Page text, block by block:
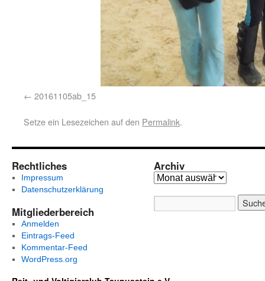
20161105ab_15
Setze ein Lesezeichen auf den Permalink.
Rechtliches
Impressum
Datenschutzerklärung
Mitgliederbereich
Anmelden
Eintrags-Feed
Kommentar-Feed
WordPress.org
Archiv